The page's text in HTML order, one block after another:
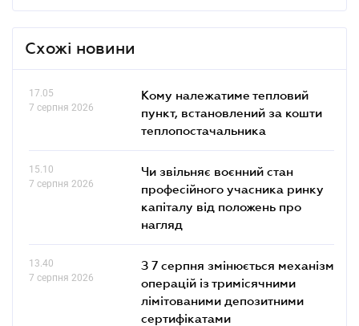
Схожі новини
17.05
7 серпня 2026
Кому належатиме тепловий
пункт, встановлений за кошти
теплопостачальника
15.10
7 серпня 2026
Чи звільняє воєнний стан
професійного учасника ринку
капіталу від положень про
нагляд
13.40
7 серпня 2026
З 7 серпня змінюється механізм
операцій із тримісячними
лімітованими депозитними
сертифікатами